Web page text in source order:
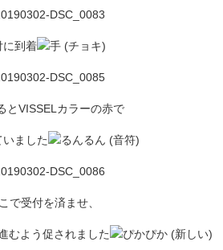
に到着
とVISSELカラーの赤で
ました
で受付を済ませ、
むよう促されました